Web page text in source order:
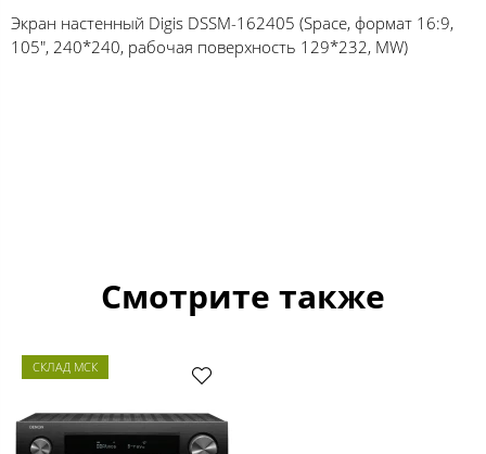
Экран настенный Digis DSSM-162405 (Space, формат 16:9,
105", 240*240, рабочая поверхность 129*232, MW)
Смотрите также
СКЛАД МСК